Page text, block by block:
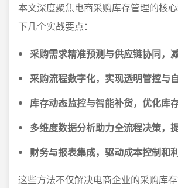
本文深度聚焦电商采购库存管理的核
下几个实战要点：
采购需求精准预测与供应链协同，
采购流程数字化，实现透明管控与
库存动态监控与智能补货，优化库
多维度数据分析助力全流程决策，
财务与报表集成，驱动成本控制和
这些方法不仅解决电商企业的采购库